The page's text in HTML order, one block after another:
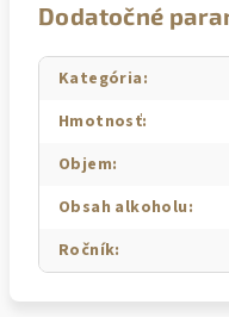
Dodatočné
Kategória:
Hmotnosť:
Objem:
Obsah alkoholu:
Ročník: